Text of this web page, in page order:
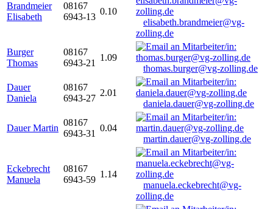
Brandmeier
Elisabeth
08167
6943-13
0.10
elisabeth.brandmeier@vg-
zolling.de
Burger
Thomas
08167
6943-21
1.09
thomas.burger@vg-zolling.de
Dauer
Daniela
08167
6943-27
2.01
daniela.dauer@vg-zolling.de
Dauer Martin
08167
6943-31
0.04
martin.dauer@vg-zolling.de
Eckebrecht
Manuela
08167
6943-59
1.14
manuela.eckebrecht@vg-
zolling.de